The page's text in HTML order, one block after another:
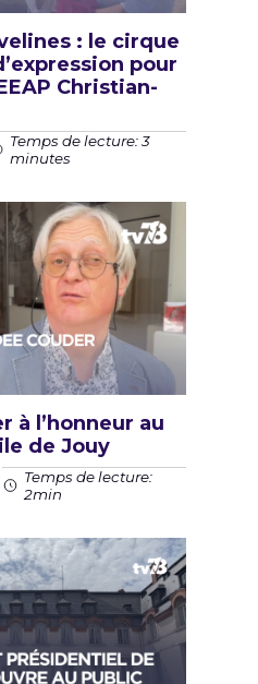
: le cirque
pour
Christian-
Temps de lecture: 3
minutes
à l’honneur au
de Jouy
Temps de lecture:
2min